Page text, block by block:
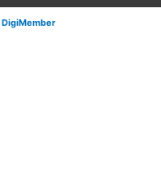
DigiMember